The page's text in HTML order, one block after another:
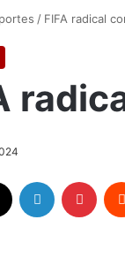
/ FIFA radical
LinkedIn